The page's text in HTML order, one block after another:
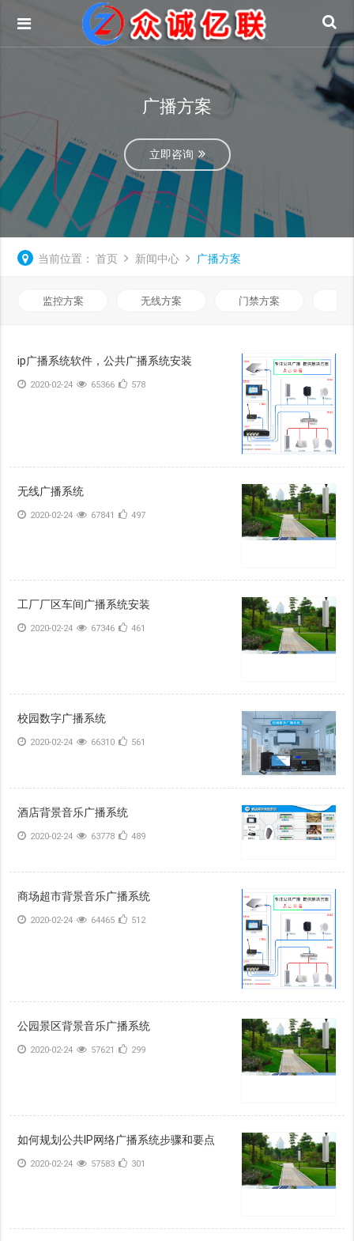
广播方案
立即咨询
当前位置： 首页 新闻中心 广播方案
监控方案 无线方案 门禁方案
ip广播系统软件，公共广播系统安装
2020-02-24 65366 578
无线广播系统
2020-02-24 67841 497
工厂厂区车间广播系统安装
2020-02-24 67346 461
校园数字广播系统
2020-02-24 66310 561
酒店背景音乐广播系统
2020-02-24 63778 489
商场超市背景音乐广播系统
2020-02-24 64465 512
公园景区背景音乐广播系统
2020-02-24 57621 299
如何规划公共IP网络广播系统步骤和要点
2020-02-24 57583 301